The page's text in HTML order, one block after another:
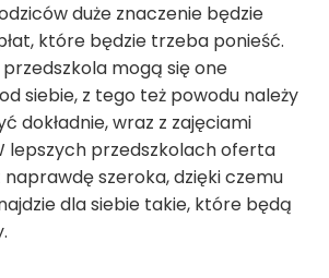
duże znaczenie będzie
które będzie trzeba ponieść.
mogą się one
siebie, z tego też powodu należy
dokładnie, wraz z zajęciami
lepszych przedszkolach oferta
szeroka, dzięki czemu
dla siebie takie, które będą